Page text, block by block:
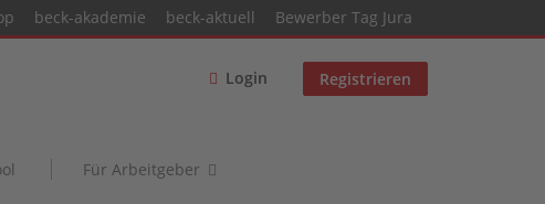
beck-akademie beck-aktuell Bewerber Tag Jura
Login Registrieren
Für Arbeitgeber